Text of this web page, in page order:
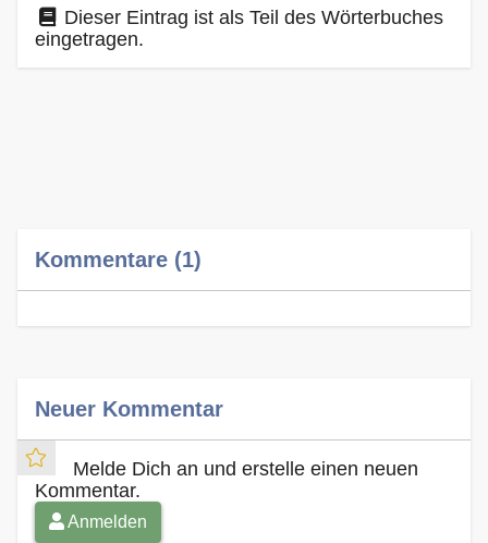
Dieser Eintrag ist als Teil des Wörterbuches
eingetragen.
Kommentare (1)
Neuer Kommentar
Melde Dich an und erstelle einen neuen
Kommentar.
Anmelden